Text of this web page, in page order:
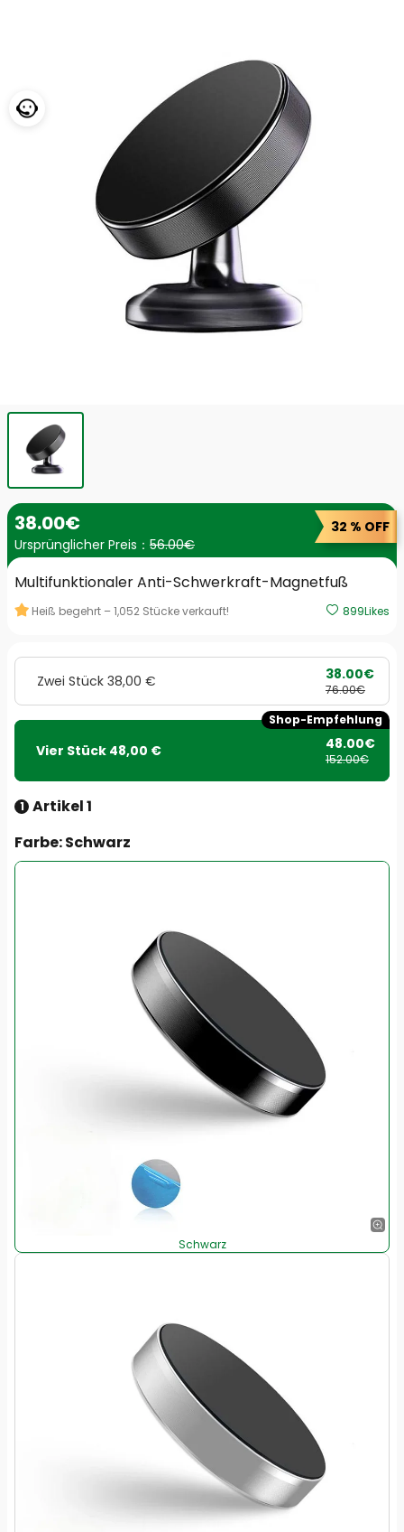
38.00€
Ursprünglicher Preis： 56.00€
32 % OFF
Multifunktionaler Anti-Schwerkraft-Magnetfuß
Heiß begehrt –1,052 Stücke verkauft! 899Likes
Zwei Stück 38,00 € 76.00€
38.00€
Vier Stück 48,00 € 152.00€
48.00€
Shop-Empfehlung
1 Artikel 1
Farbe: Schwarz
Schwarz